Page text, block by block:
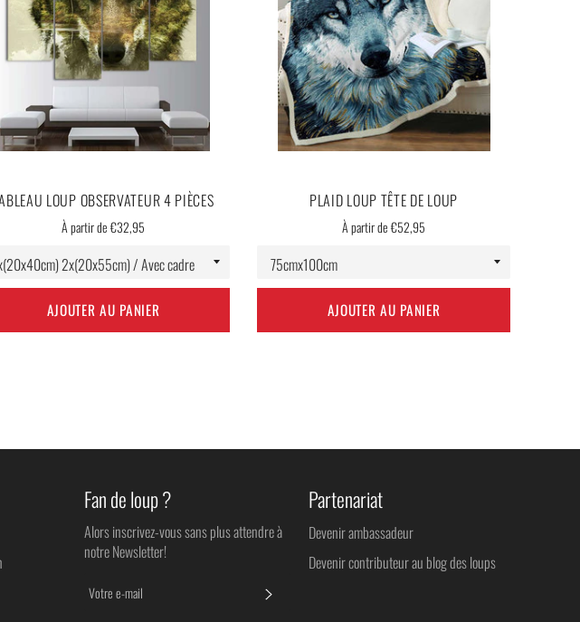
LOUP OBSERVATEUR 4 PIÈCES
À partir de €32,95
AJOUTER AU PANIER
PLAID LOUP TÊTE DE LOUP
À partir de €52,95
AJOUTER AU PANIER
Fan de loup ?
Alors inscrivez-vous sans plus attendre à
notre Newsletter!
Partenariat
Devenir ambassadeur
Devenir contributeur au blog des loups